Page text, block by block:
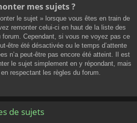
mes sujets ?
le sujet » lorsque vous êtes en train de
remonter celui-ci en haut de la liste des
Cependant, si vous ne voyez pas ce
être été désactivée ou le temps d’attente
n’a peut-être pas encore été atteint. Il est
le sujet simplement en y répondant, mais
respectant les règles du forum.
de sujets